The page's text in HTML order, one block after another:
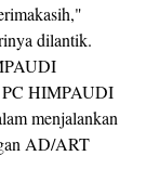
dilantik.
PC HIMPAUDI
menjalankan
AD/ART